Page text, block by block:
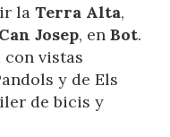
la Terra Alta,
Josep, en Bot.
vistas
y de Els
de bicis y